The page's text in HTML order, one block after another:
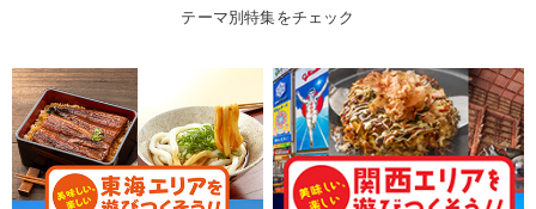
テーマ別特集をチェック